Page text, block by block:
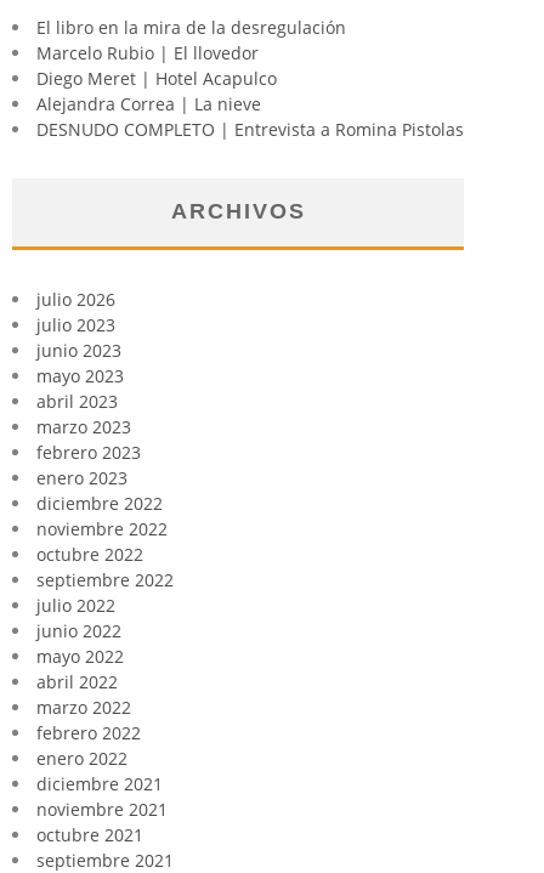
El libro en la mira de la desregulación
Marcelo Rubio | El llovedor
Diego Meret | Hotel Acapulco
Alejandra Correa | La nieve
DESNUDO COMPLETO | Entrevista a Romina Pistolas
ARCHIVOS
julio 2026
julio 2023
junio 2023
mayo 2023
abril 2023
marzo 2023
febrero 2023
enero 2023
diciembre 2022
noviembre 2022
octubre 2022
septiembre 2022
julio 2022
junio 2022
mayo 2022
abril 2022
marzo 2022
febrero 2022
enero 2022
diciembre 2021
noviembre 2021
octubre 2021
septiembre 2021